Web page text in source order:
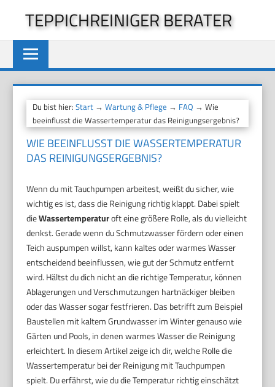
springen
TEPPICHREINIGER BERATER
Du bist hier:Start →Wartung & Pflege → FAQ → Wie
beeinflusst die Wassertemperatur das Reinigungsergebnis?
WIE BEEINFLUSST DIE WASSERTEMPERATUR
DAS REINIGUNGSERGEBNIS?
Wenn du mit Tauchpumpen arbeitest, weißt du sicher, wie
wichtig es ist, dass die Reinigung richtig klappt. Dabei spielt
dieWassertemperaturoft eine größere Rolle, als du vielleicht
denkst. Gerade wenn du Schmutzwasser fördern oder einen
Teich auspumpen willst, kann kaltes oder warmes Wasser
entscheidend beeinflussen, wie gut der Schmutz entfernt
wird. Hältst du dich nicht an die richtige Temperatur, können
Ablagerungen und Verschmutzungen hartnäckiger bleiben
oder das Wasser sogar festfrieren. Das betrifft zum Beispiel
Baustellen mit kaltem Grundwasser im Winter genauso wie
Gärten und Pools, in denen warmes Wasser die Reinigung
erleichtert. In diesem Artikel zeige ich dir, welche Rolle die
Wassertemperatur bei der Reinigung mit Tauchpumpen
spielt. Du erfährst, wie du die Temperatur richtig einschätzt